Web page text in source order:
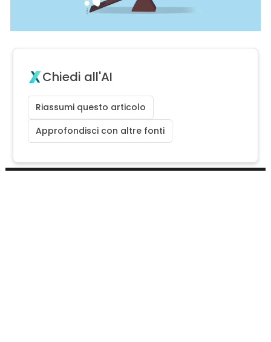
Chiedi all'AI
Riassumi questo articolo
Approfondisci con altre fonti